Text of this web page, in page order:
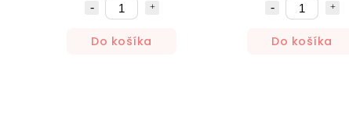
Do košíka Do košíka